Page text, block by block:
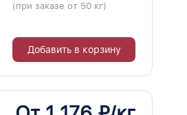
(при заказе от 50 кг)
Добавить в корзину